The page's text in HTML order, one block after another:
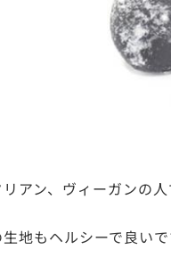
アン、ヴィーガンの
地もヘルシーで良いで